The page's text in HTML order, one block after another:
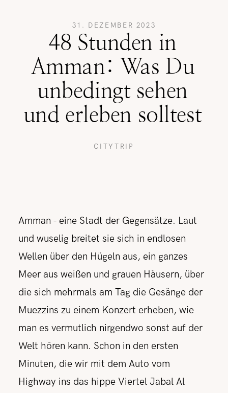
31. DEZEMBER 2023
48 Stunden in
Amman: Was Du
unbedingt sehen
und erleben solltest
CITYTRIP
Amman - eine Stadt der Gegensätze. Laut
und wuselig breitet sie sich in endlosen
Wellen über den Hügeln aus, ein ganzes
Meer aus weißen und grauen Häusern, über
die sich mehrmals am Tag die Gesänge der
Muezzins zu einem Konzert erheben, wie
man es vermutlich nirgendwo sonst auf der
Welt hören kann. Schon in den ersten
Minuten, die wir mit dem Auto vom
Highway ins das hippe Viertel Jabal Al
REISETIPPS
SHOP